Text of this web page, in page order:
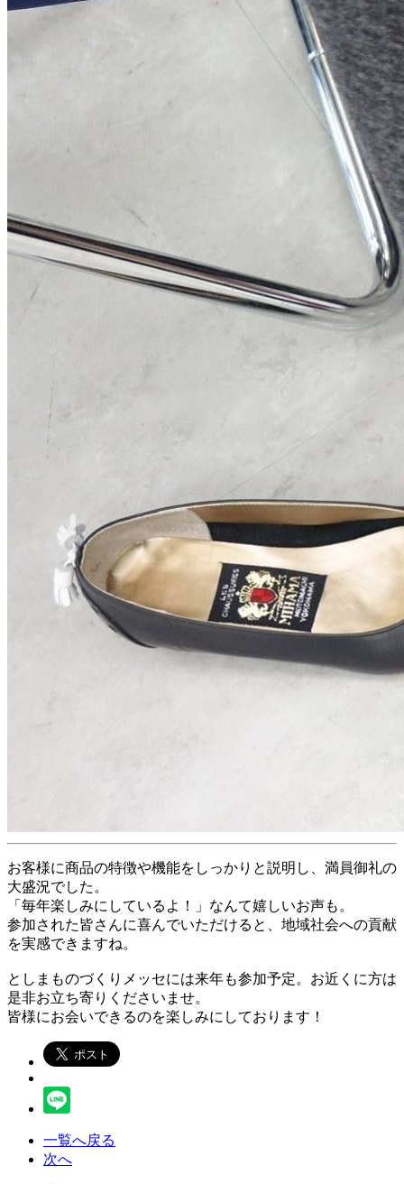
お客様に商品の特徴や機能をしっかりと説明し、満員御礼の
大盛況でした。
「毎年楽しみにしているよ！」なんて嬉しいお声も。
参加された皆さんに喜んでいただけると、地域社会への貢献
を実感できますね。
としまものづくりメッセには来年も参加予定。お近くに方は
是非お立ち寄りくださいませ。
皆様にお会いできるのを楽しみにしております！
一覧へ戻る
次へ